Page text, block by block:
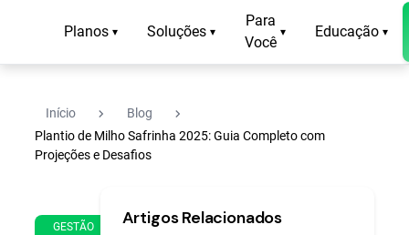
Planos ▾ Soluções ▾
Para
Você
▾ Educação ▾
Início navigate_next Blog navigate_next
Plantio de Milho Safrinha 2025: Guia Completo com
Projeções e Desafios
GESTÃO
de
min
Artigos Relacionados